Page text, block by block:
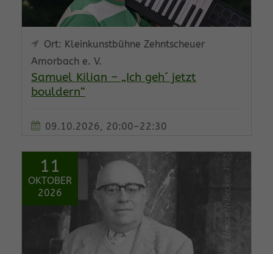
Ort: Kleinkunstbühne Zehntscheuer
Amorbach e. V.
Samuel Kilian – „Ich geh´ jetzt
bouldern“
09.10.2026, 20:00–22:30
11
OKTOBER
2026